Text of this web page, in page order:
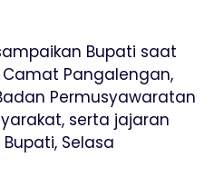
Bupati saat
Pangalengan,
Permusyawaratan
serta jajaran
Selasa